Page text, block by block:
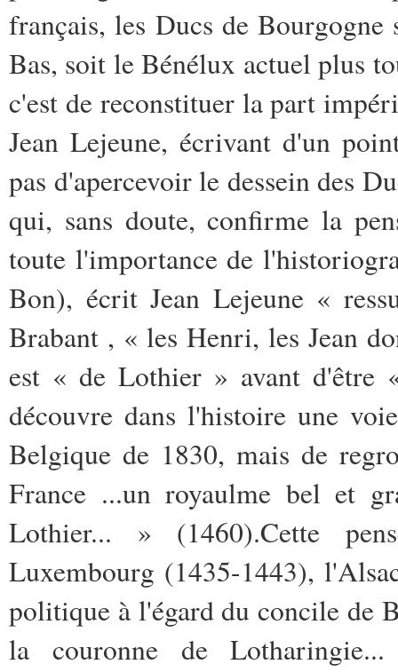
français, les Ducs de Bourgogne
Bas, soit le Bénélux actuel plus
c'est de reconstituer la part
Jean Lejeune, écrivant d'un
pas d'apercevoir le dessein des
qui, sans doute, confirme la
toute l'importance de
Bon), écrit Jean Lejeune «
Brabant , « les Henri, les Jean
est « de Lothier » avant d'être
découvre dans l'histoire une
Belgique de 1830, mais de
France ...un royaulme bel et
Lothier... » (1460).Cette
Luxembourg (1435-1443),
politique à l'égard du concile de
la couronne de